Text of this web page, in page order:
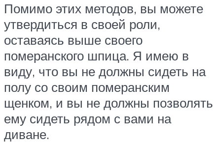
Помимо этих методов, вы можете
утвердиться в своей роли,
оставаясь выше своего
померанского шпица. Я имею в
виду, что вы не должны сидеть на
полу со своим померанским
щенком, и вы не должны позволять
ему сидеть рядом с вами на
диване.